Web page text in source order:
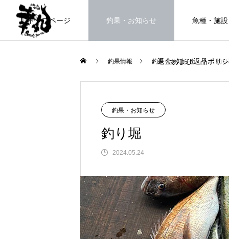
トップページ 釣果・お知らせ 魚種・施設
返金および返品ポリ
高知県唯一の海上釣堀。さぁ釣りま
れ！！
FEATURE
自分だけのエサを作ってみよう。
釣果情報 釣果・お知らせ 釣
釣果・お知らせ
釣り堀
2024.05.24